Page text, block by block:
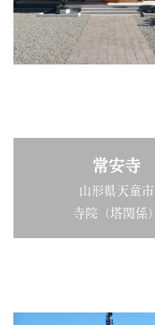
常安寺
山形県天童市
寺院（塔関係）